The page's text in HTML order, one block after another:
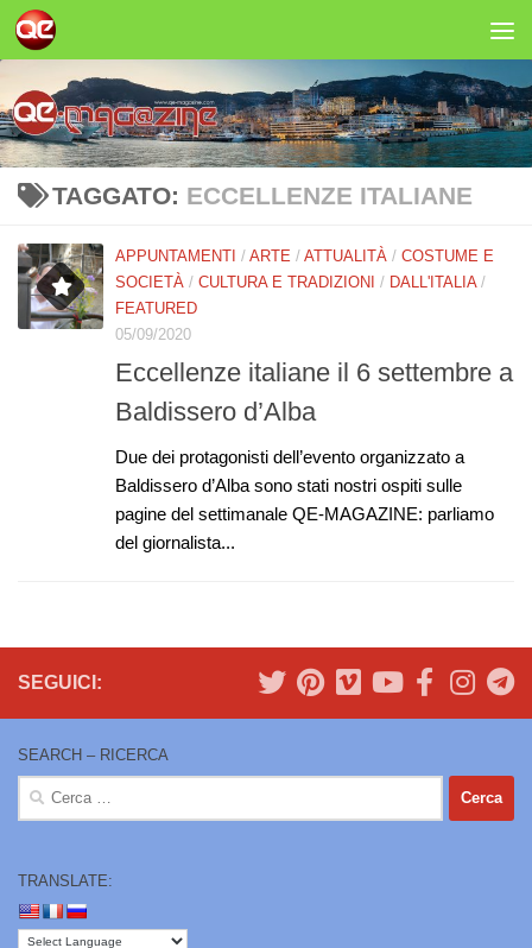
Salta al contenuto
TAGGATO: ECCELLENZE ITALIANE
APPUNTAMENTI / ARTE / ATTUALITÀ / COSTUME E
SOCIETÀ / CULTURA E TRADIZIONI / DALL'ITALIA/
FEATURED
05/09/2020
Eccellenze italiane il 6 settembre a
Baldissero d’Alba
Due dei protagonisti dell’evento organizzato a
Baldissero d’Alba sono stati nostri ospiti sulle
pagine del settimanale QE-MAGAZINE: parliamo
del giornalista...
SEGUICI:
SEARCH – RICERCA
Ricerca
TRANSLATE: